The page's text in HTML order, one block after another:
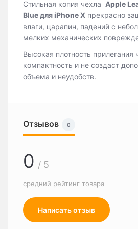
Стильная копия чехла Apple
Blue для iPhone X прекрасно
влаги, царапин, падений с
мелких механических
Высокая плотность прилегания
компактность и не создаст
объема и неудобств.
Отзывов 0
0 / 5
средний рейтинг товара
Написать отзыв